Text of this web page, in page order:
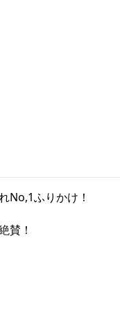
No,1ふりかけ！
賛！